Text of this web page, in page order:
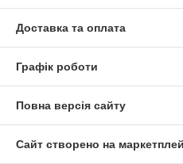
Доставка та оплата
Графік роботи
Повна версія сайту
Сайт створено на